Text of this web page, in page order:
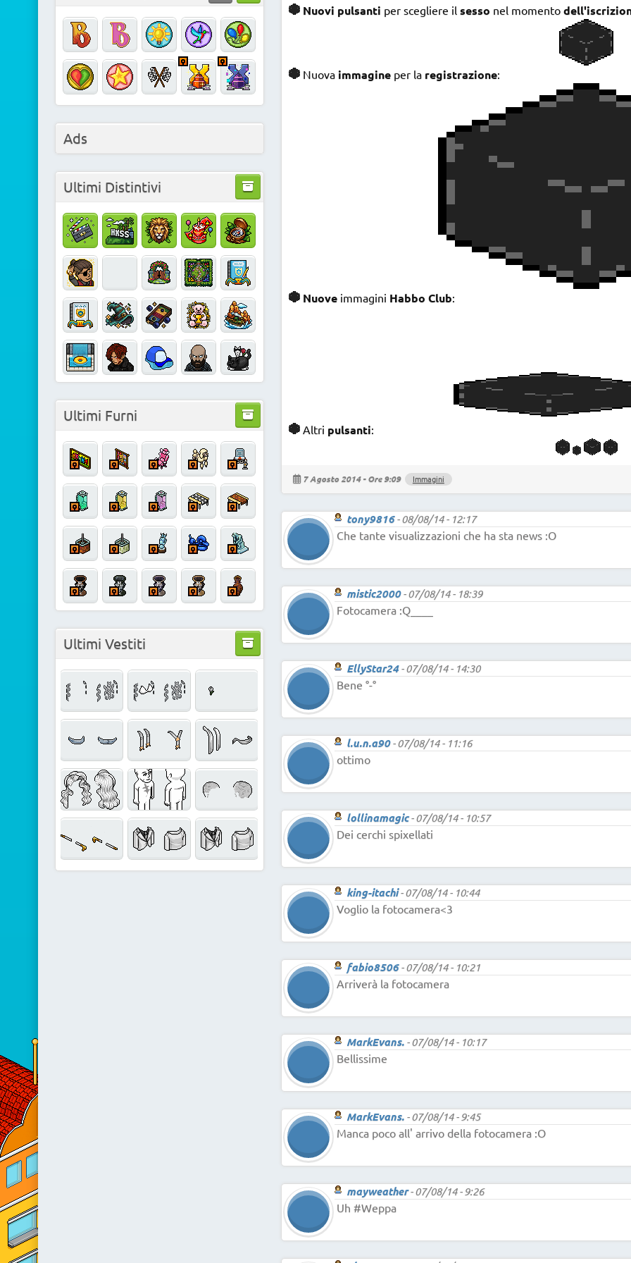
Nuovi pulsanti per scegliere il sesso nel momento
Nuova immagineper la registrazione:
Nuoveimmagini Habbo Club:
Altri pulsanti:
7 Agosto 2014 - Ore 9:09 Immagini
tony9816-08/08/14 - 12:17
Che tante visualizzazioni che ha sta news :O
mistic2000-07/08/14 - 18:39
Fotocamera :Q____
EllyStar24-07/08/14 - 14:30
Bene °-°
l.u.n.a90-07/08/14 - 11:16
ottimo
lollinamagic-07/08/14 - 10:57
Dei cerchi spixellati
king-itachi-07/08/14 - 10:44
Voglio la fotocamera<3
fabio8506-07/08/14 - 10:21
Arriverà la fotocamera
MarkEvans.-07/08/14 - 10:17
Bellissime
MarkEvans.-07/08/14 - 9:45
Manca poco all' arrivo della fotocamera :O
mayweather-07/08/14 - 9:26
Uh #Weppa
Ads
Ultimi Distintivi
Ultimi Furni
Ultimi Vestiti